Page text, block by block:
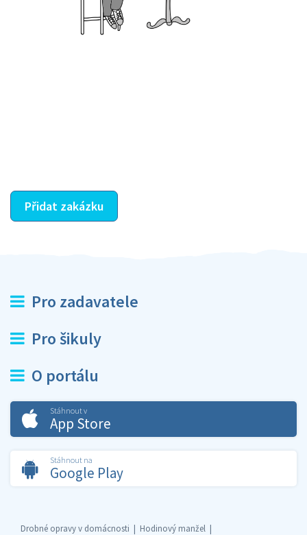
Přidat zakázku
Pro zadavatele
Pro šikuly
O portálu
Stáhnout v
App Store
Stáhnout na
Google Play
Drobné opravy v domácnosti
Hodinový manžel